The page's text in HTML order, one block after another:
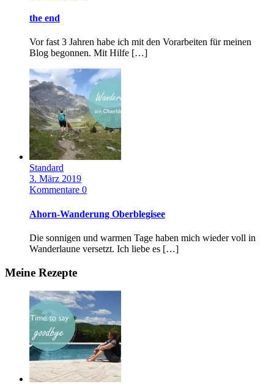
the end
Vor fast 3 Jahren habe ich mit den Vorarbeiten für meinen
Blog begonnen. Mit Hilfe […]
Standard
3. März 2019
Kommentare 0
Ahorn-Wanderung Oberblegisee
Die sonnigen und warmen Tage haben mich wieder voll in
Wanderlaune versetzt. Ich liebe es […]
Meine Rezepte